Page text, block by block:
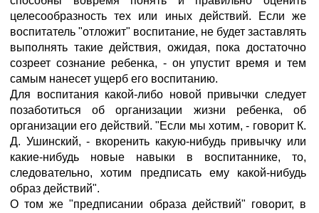
целесообразность тех или иных действий. Если же
воспитатель "отложит" воспитание, не будет заставлять
выполнять такие действия, ожидая, пока достаточно
созреет сознание ребенка, - он упустит время и тем
самым нанесет ущерб его воспитанию.
Для воспитания какой-либо новой привычки следует
позаботиться об организации жизни ребенка, об
организации его действий. "Если мы хотим, - говорит К.
Д. Ушинский, - вкоренить какую-нибудь привычку или
какие-нибудь новые навыки в воспитаннике, то,
следовательно, хотим предписать ему какой-нибудь
образ действий".
О том же "предписании образа действий" говорит, в